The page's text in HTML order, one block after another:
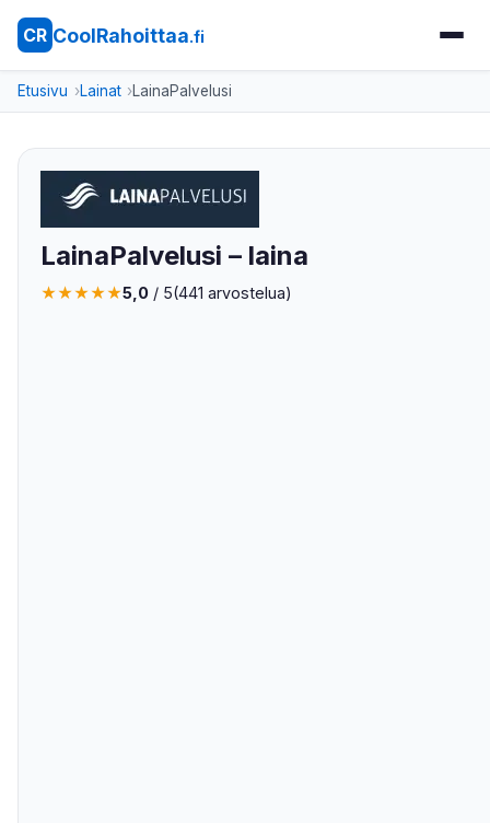
CR CoolRahoittaa.fi
Etusivu Lainat LainaPalvelusi
LainaPalvelusi – laina
★★★★★5,0 / 5(441 arvostelua)